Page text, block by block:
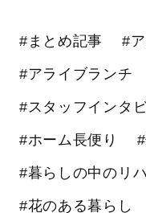
#まとめ記事 #
#アライブランチ
#スタッフインタ
#ホーム長便り
#暮らしの中のリ
#花のある暮らし